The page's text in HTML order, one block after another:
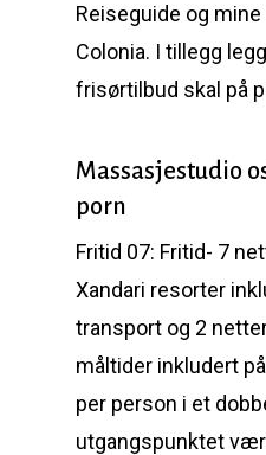
Reiseguide og
Colonia. I tillegg
frisørtilbud skal på
Massasjestudio
porn
Fritid 07: Fritid- 7
Xandari resorter
transport og 2
måltider inkludert
per person i et
utgangspunktet